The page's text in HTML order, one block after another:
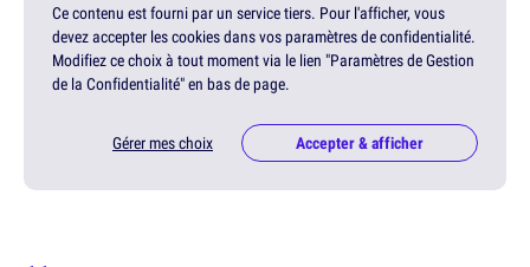
Ce contenu est fourni par un service tiers. Pour l'afficher, vous
devez accepter les cookies dans vos paramètres de confidentialité.
Modifiez ce choix à tout moment via le lien "Paramètres de Gestion
de la Confidentialité" en bas de page.
Gérer mes choix Accepter & afficher